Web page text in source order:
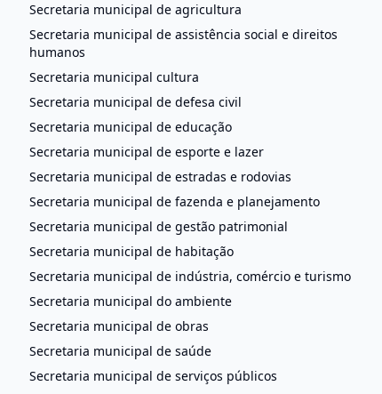
Secretaria municipal de agricultura
Secretaria municipal de assistência social e direitos
humanos
Secretaria municipal cultura
Secretaria municipal de defesa civil
Secretaria municipal de educação
Secretaria municipal de esporte e lazer
Secretaria municipal de estradas e rodovias
Secretaria municipal de fazenda e planejamento
Secretaria municipal de gestão patrimonial
Secretaria municipal de habitação
Secretaria municipal de indústria, comércio e turismo
Secretaria municipal do ambiente
Secretaria municipal de obras
Secretaria municipal de saúde
Secretaria municipal de serviços públicos